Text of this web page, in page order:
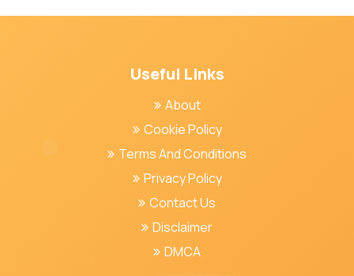
Useful Links
About
Cookie Policy
Terms And Conditions
Privacy Policy
Contact Us
Disclaimer
DMCA